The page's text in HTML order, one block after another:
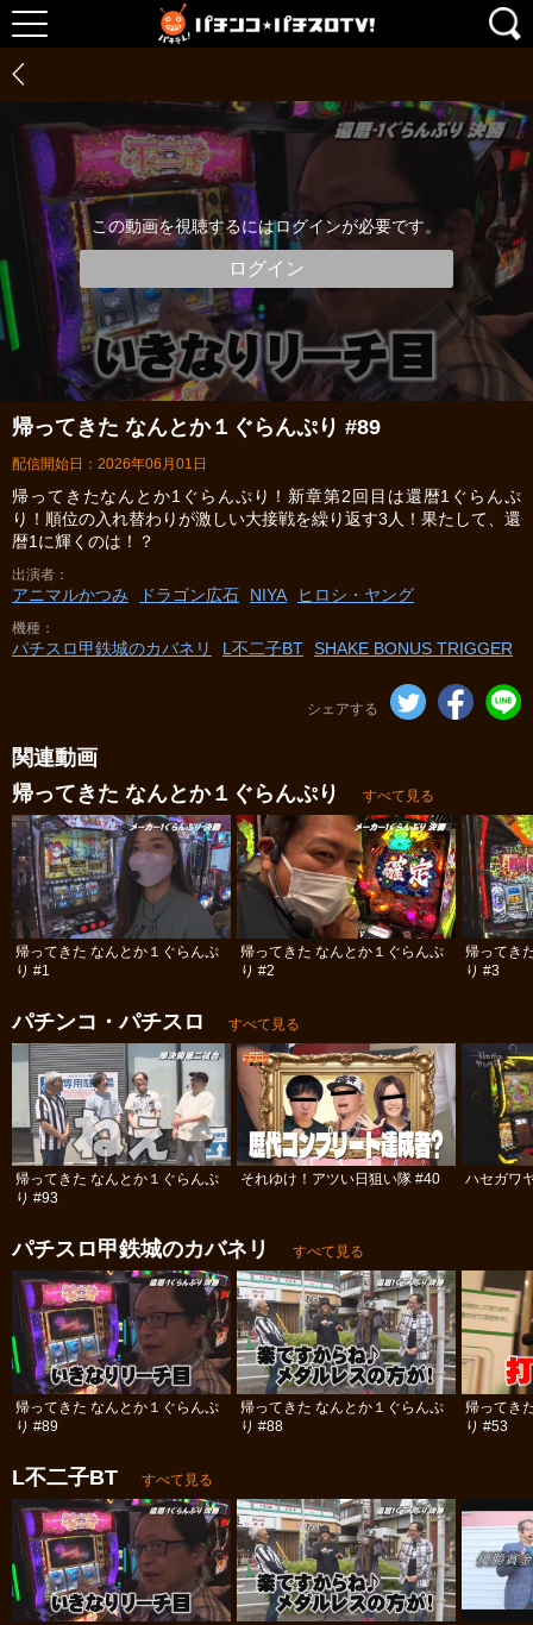
この動画を視聴するにはログインが必要です。
ログイン
帰ってきた なんとか１ぐらんぷり #89
配信開始日：2026年06月01日
帰ってきたなんとか1ぐらんぷり！新章第2回目は還暦1ぐらんぷ
り！順位の入れ替わりが激しい大接戦を繰り返す3人！果たして、還
暦1に輝くのは！？
出演者
アニマルかつみ ドラゴン広石 NIYA ヒロシ・ヤング
機種
パチスロ甲鉄城のカバネリ L不二子BT SHAKE BONUS TRIGGER
シェアする
関連動画
帰ってきた なんとか１ぐらんぷり
すべて見る
帰ってきた なんとか１ぐらんぷ
り #1
帰ってきた なんとか１ぐらんぷ
り #2
帰ってき
り #3
パチンコ・パチスロ すべて見る
帰ってきた なんとか１ぐらんぷ
り #93
それゆけ！アツい日狙い隊 #40 ハセガワ
パチスロ甲鉄城のカバネリ すべて見る
帰ってきた なんとか１ぐらんぷ
り #89
帰ってきた なんとか１ぐらんぷ
り #88
帰ってき
り #53
L不二子BT すべて見る